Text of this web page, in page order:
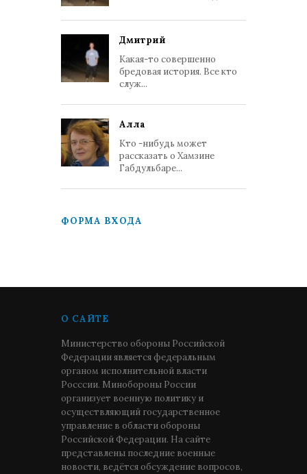
Дмитрий
Какая-то совершенно
бредовая история. Все кто
служ...
Алла
Кто -нибудь может
рассказать о Хамзине
Габдульбаре...
ФОРМА ВХОДА
О САЙТЕ
Министерство обороны Российской
Федерации является федеральным
органом исполнительной власти
Росссии. Минобороны России
организует военную политику и
осуществляющий государственное
управление в области обороны
Российской Федерации. На сайте
представлены последние военные
новости, ведётся обсуждение вопросов,